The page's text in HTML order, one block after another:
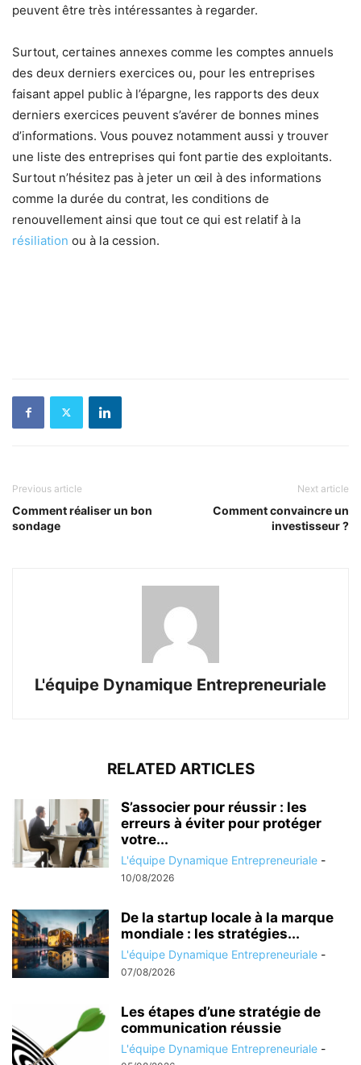
peuvent être très intéressantes à regarder.
Surtout, certaines annexes comme les comptes annuels
des deux derniers exercices ou, pour les entreprises
faisant appel public à l’épargne, les rapports des deux
derniers exercices peuvent s’avérer de bonnes mines
d’informations. Vous pouvez notamment aussi y trouver
une liste des entreprises qui font partie des exploitants.
Surtout n’hésitez pas à jeter un œil à des informations
comme la durée du contrat, les conditions de
renouvellement ainsi que tout ce qui est relatif à la
résiliation ou à la cession.
Previous article
Comment réaliser un bon
sondage
Next article
Comment convaincre un
investisseur ?
L'équipe Dynamique Entrepreneuriale
RELATED ARTICLES
S’associer pour réussir : les
erreurs à éviter pour protéger
votre...
L'équipe Dynamique Entrepreneuriale -
10/08/2026
De la startup locale à la marque
mondiale : les stratégies...
L'équipe Dynamique Entrepreneuriale -
07/08/2026
Les étapes d’une stratégie de
communication réussie
L'équipe Dynamique Entrepreneuriale -